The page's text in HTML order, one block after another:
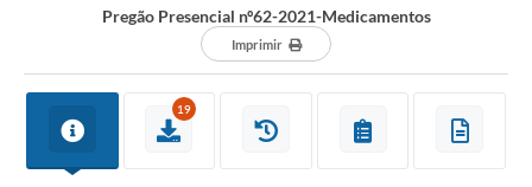
Pregão Presencial nº62-2021-Medicamentos
Imprimir
19